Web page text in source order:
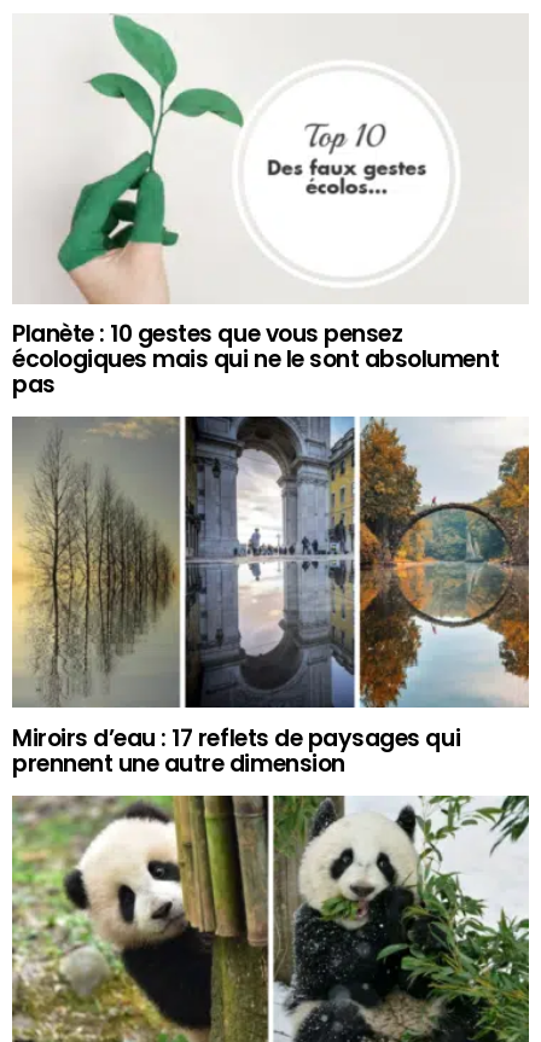
Planète : 10 gestes que vous pensez
écologiques mais qui ne le sont absolument
pas
Miroirs d’eau : 17 reflets de paysages qui
prennent une autre dimension